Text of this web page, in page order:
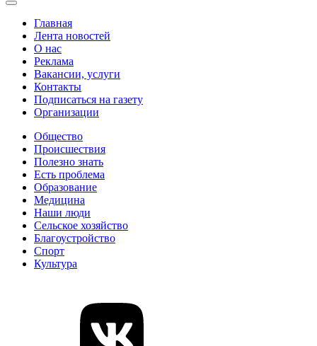
Главная
Лента новостей
О нас
Реклама
Вакансии, услуги
Контакты
Подписаться на газету
Организации
Общество
Происшествия
Полезно знать
Есть проблема
Образование
Медицина
Наши люди
Сельское хозяйство
Благоустройство
Спорт
Культура